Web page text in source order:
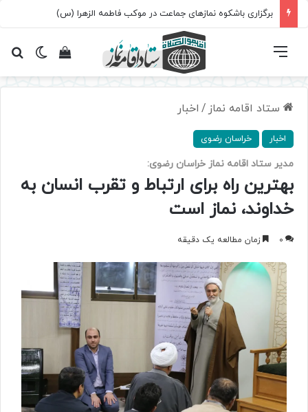
برگزاری باشکوه نمازهای جماعت در موکب فاطمه الزهرا (س)
تغییرمشاهده فهرست
ستاد اقامه نماز / اخبار
اخبار خراسان رضوی
مدیر ستاد اقامه نماز خراسان رضوی:
بهترین راه برای ارتباط و تقرب انسان به
خداوند، نماز است
0 زمان مطالعه یک دقیقه